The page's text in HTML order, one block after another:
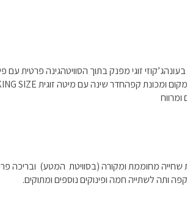
ותה לשתייה חמה ופינוקים נוספים ומתוקים.